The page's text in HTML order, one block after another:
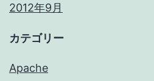
2012年9月
カテゴリー
Apache